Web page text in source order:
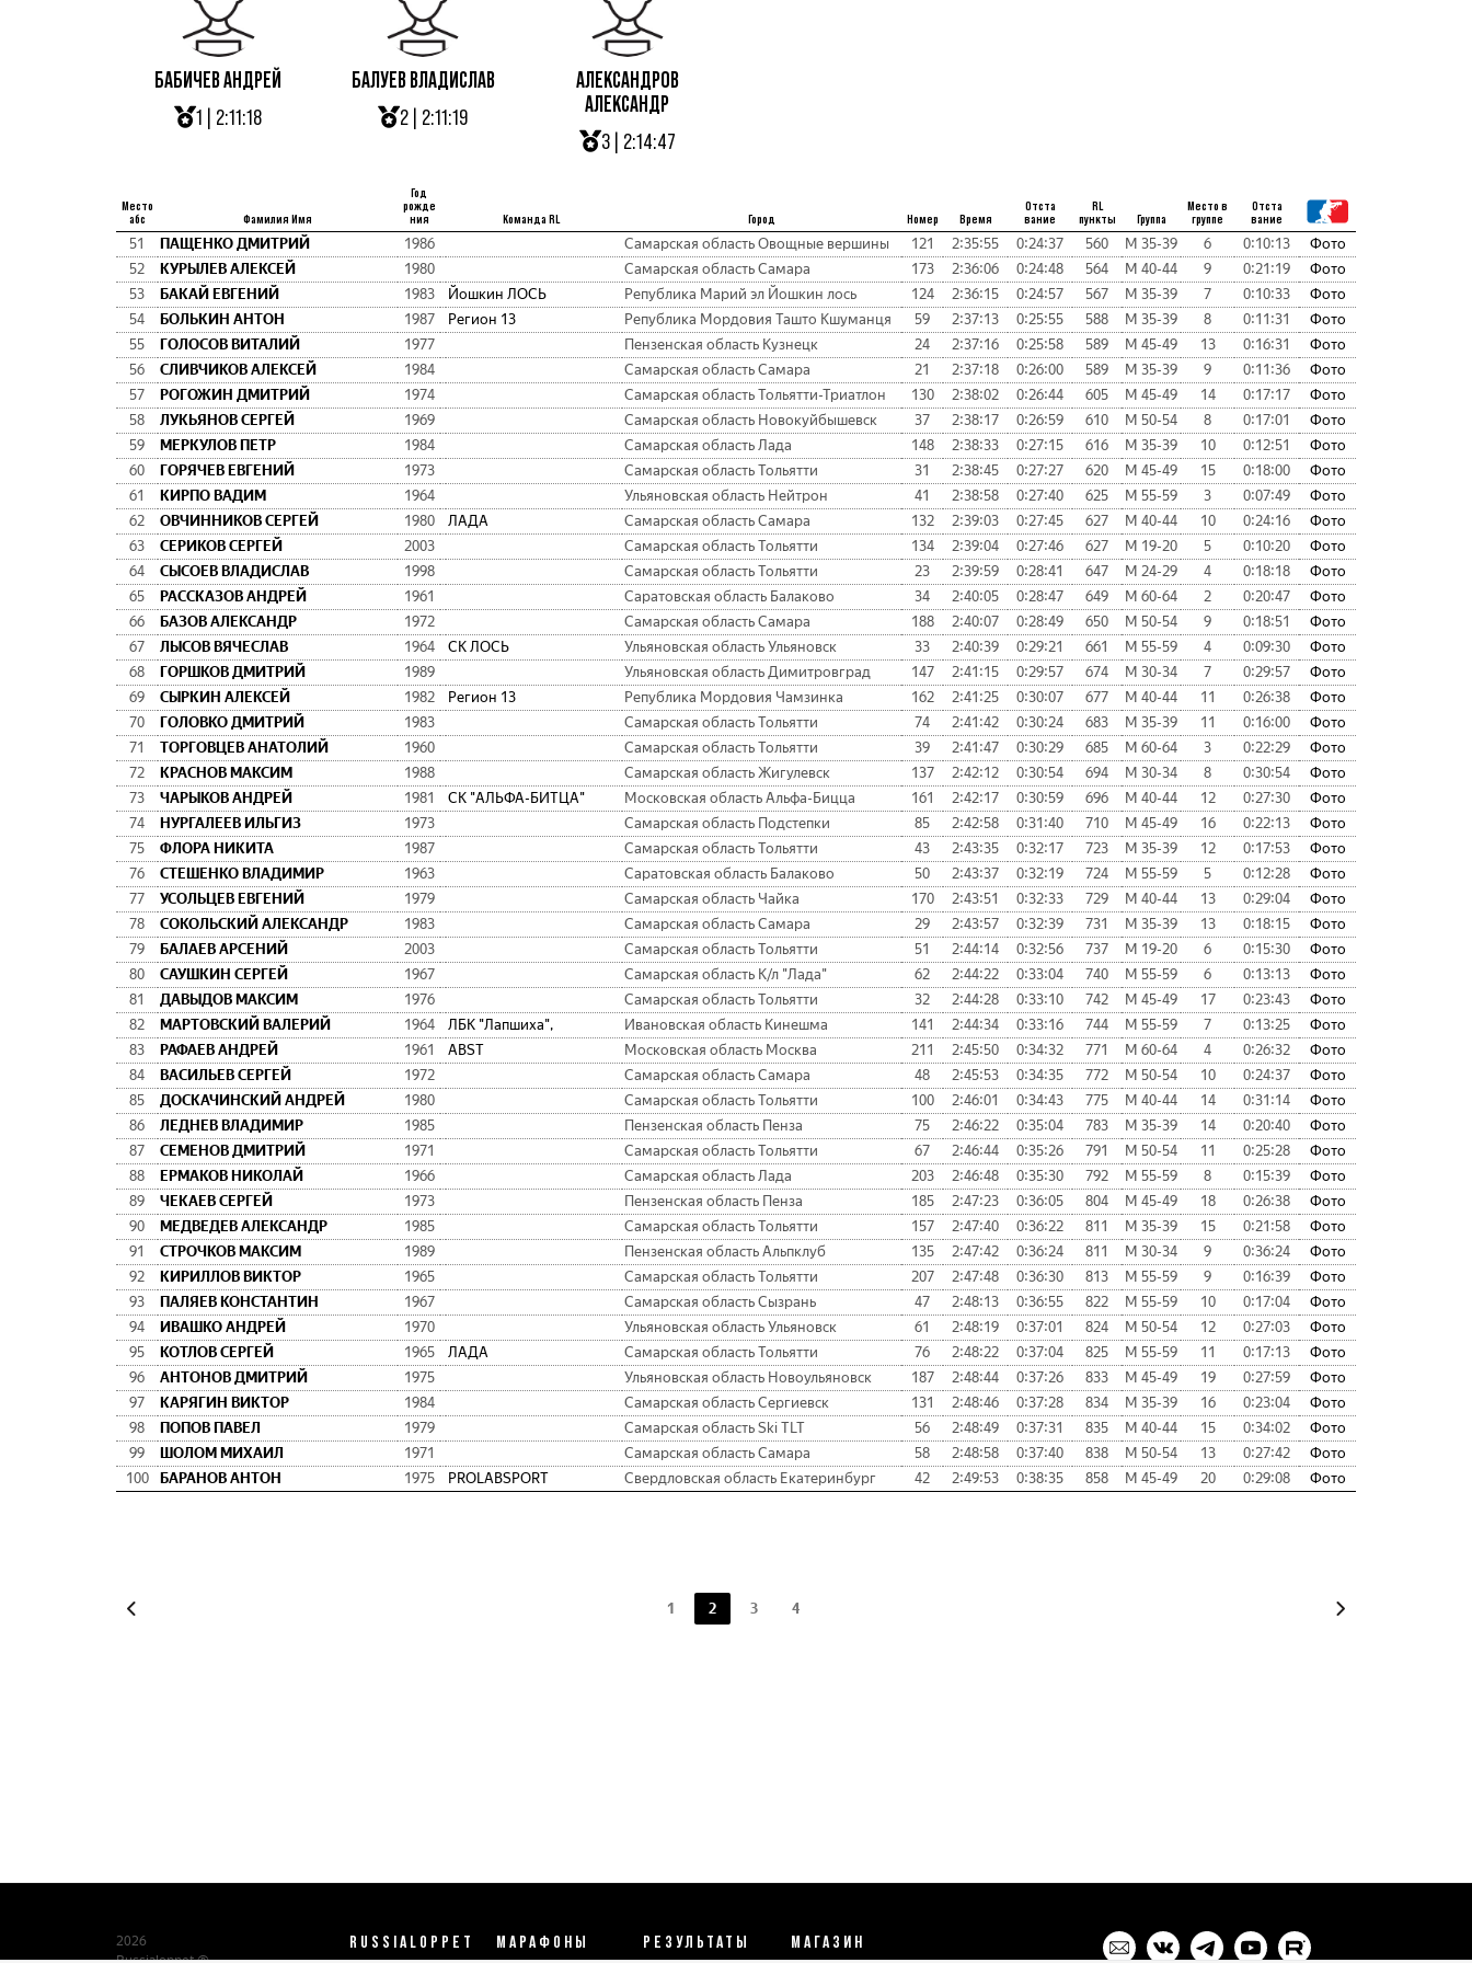
БАБИЧЕВ АНДРЕЙ
1 | 2:11:18
БАЛУЕВ ВЛАДИСЛАВ
2 | 2:11:19
АЛЕКСАНДРОВ
АЛЕКСАНДР
3 | 2:14:47
Место
абс
Фамилия Имя
Год
рожде
ния
Команда RL Город Номер Время
Отста
вание
RL
пункты
Группа
Место в
группе
Отста
вание
51 ПАЩЕНКО ДМИТРИЙ 1986 Самарская область Овощные вершины 121 2:35:55 0:24:37 560 М 35-39 6 0:10:13
Фото
52
КУРЫЛЕВ АЛЕКСЕЙ 1980 Самарская область Самара 173 2:36:06 0:24:48 564 М 40-44 9 0:21:19
Фото
53
БАКАЙ ЕВГЕНИЙ 1983 Йошкин ЛОСЬ Република Марий эл Йошкин лось 124 2:36:15 0:24:57 567 М 35-39 7 0:10:33
Фото
54
БОЛЬКИН АНТОН 1987 Регион 13 Република Мордовия Ташто Кшуманця 59 2:37:13 0:25:55 588 М 35-39 8 0:11:31
Фото
55
ГОЛОСОВ ВИТАЛИЙ 1977 Пензенская область Кузнецк 24 2:37:16 0:25:58 589 М 45-49 13 0:16:31
Фото
56
СЛИВЧИКОВ АЛЕКСЕЙ 1984 Самарская область Самара 21 2:37:18 0:26:00 589 М 35-39 9 0:11:36
Фото
57
РОГОЖИН ДМИТРИЙ 1974 Самарская область Тольятти-Триатлон 130 2:38:02 0:26:44 605 М 45-49 14 0:17:17
Фото
58
ЛУКЬЯНОВ СЕРГЕЙ 1969 Самарская область Новокуйбышевск 37 2:38:17 0:26:59 610 М 50-54 8 0:17:01
Фото
59
МЕРКУЛОВ ПЕТР 1984 Самарская область Лада 148 2:38:33 0:27:15 616 М 35-39 10 0:12:51
Фото
60
ГОРЯЧЕВ ЕВГЕНИЙ 1973 Самарская область Тольятти 31 2:38:45 0:27:27 620 М 45-49 15 0:18:00
Фото
61
КИРПО ВАДИМ 1964 Ульяновская область Нейтрон 41 2:38:58 0:27:40 625 М 55-59 3 0:07:49
Фото
62
ОВЧИННИКОВ СЕРГЕЙ 1980 ЛАДА Самарская область Самара 132 2:39:03 0:27:45 627 М 40-44 10 0:24:16
Фото
63
СЕРИКОВ СЕРГЕЙ 2003 Самарская область Тольятти 134 2:39:04 0:27:46 627 М 19-20 5 0:10:20
Фото
64
СЫСОЕВ ВЛАДИСЛАВ 1998 Самарская область Тольятти 23 2:39:59 0:28:41 647 М 24-29 4 0:18:18
Фото
65
РАССКАЗОВ АНДРЕЙ 1961 Саратовская область Балаково 34 2:40:05 0:28:47 649 М 60-64 2 0:20:47
Фото
66
БАЗОВ АЛЕКСАНДР 1972 Самарская область Самара 188 2:40:07 0:28:49 650 М 50-54 9 0:18:51
Фото
67
ЛЫСОВ ВЯЧЕСЛАВ 1964 СК ЛОСЬ Ульяновская область Ульяновск 33 2:40:39 0:29:21 661 М 55-59 4 0:09:30
Фото
68
ГОРШКОВ ДМИТРИЙ 1989 Ульяновская область Димитровград 147 2:41:15 0:29:57 674 М 30-34 7 0:29:57
Фото
69
СЫРКИН АЛЕКСЕЙ 1982 Регион 13 Република Мордовия Чамзинка 162 2:41:25 0:30:07 677 М 40-44 11 0:26:38
Фото
70
ГОЛОВКО ДМИТРИЙ 1983 Самарская область Тольятти 74 2:41:42 0:30:24 683 М 35-39 11 0:16:00
Фото
71
ТОРГОВЦЕВ АНАТОЛИЙ 1960 Самарская область Тольятти 39 2:41:47 0:30:29 685 М 60-64 3 0:22:29
Фото
72
КРАСНОВ МАКСИМ 1988 Самарская область Жигулевск 137 2:42:12 0:30:54 694 М 30-34 8 0:30:54
Фото
73
ЧАРЫКОВ АНДРЕЙ 1981 СК "АЛЬФА-БИТЦА" Московская область Альфа-Бицца 161 2:42:17 0:30:59 696 М 40-44 12 0:27:30
Фото
74
НУРГАЛЕЕВ ИЛЬГИЗ 1973 Самарская область Подстепки 85 2:42:58 0:31:40 710 М 45-49 16 0:22:13
Фото
75
ФЛОРА НИКИТА 1987 Самарская область Тольятти 43 2:43:35 0:32:17 723 М 35-39 12 0:17:53
Фото
76
СТЕШЕНКО ВЛАДИМИР 1963 Саратовская область Балаково 50 2:43:37 0:32:19 724 М 55-59 5 0:12:28
Фото
77
УСОЛЬЦЕВ ЕВГЕНИЙ 1979 Самарская область Чайка 170 2:43:51 0:32:33 729 М 40-44 13 0:29:04
Фото
78
СОКОЛЬСКИЙ АЛЕКСАНДР 1983 Самарская область Самара 29 2:43:57 0:32:39 731 М 35-39 13 0:18:15
Фото
79
БАЛАЕВ АРСЕНИЙ 2003 Самарская область Тольятти 51 2:44:14 0:32:56 737 М 19-20 6 0:15:30
Фото
80
САУШКИН СЕРГЕЙ 1967 Самарская область К/л "Лада" 62 2:44:22 0:33:04 740 М 55-59 6 0:13:13
Фото
81
ДАВЫДОВ МАКСИМ 1976 Самарская область Тольятти 32 2:44:28 0:33:10 742 М 45-49 17 0:23:43
Фото
82
МАРТОВСКИЙ ВАЛЕРИЙ 1964 ЛБК "Лапшиха", Ивановская область Кинешма 141 2:44:34 0:33:16 744 М 55-59 7 0:13:25
Фото
83
РАФАЕВ АНДРЕЙ 1961 ABST Московская область Москва 211 2:45:50 0:34:32 771 М 60-64 4 0:26:32
Фото
84
ВАСИЛЬЕВ СЕРГЕЙ 1972 Самарская область Самара 48 2:45:53 0:34:35 772 М 50-54 10 0:24:37
Фото
85
ДОСКАЧИНСКИЙ АНДРЕЙ 1980 Самарская область Тольятти 100 2:46:01 0:34:43 775 М 40-44 14 0:31:14
Фото
86
ЛЕДНЕВ ВЛАДИМИР 1985 Пензенская область Пенза 75 2:46:22 0:35:04 783 М 35-39 14 0:20:40
Фото
87
СЕМЕНОВ ДМИТРИЙ 1971 Самарская область Тольятти 67 2:46:44 0:35:26 791 М 50-54 11 0:25:28
Фото
88
ЕРМАКОВ НИКОЛАЙ 1966 Самарская область Лада 203 2:46:48 0:35:30 792 М 55-59 8 0:15:39
Фото
89
ЧЕКАЕВ СЕРГЕЙ 1973 Пензенская область Пенза 185 2:47:23 0:36:05 804 М 45-49 18 0:26:38
Фото
90
МЕДВЕДЕВ АЛЕКСАНДР 1985 Самарская область Тольятти 157 2:47:40 0:36:22 811 М 35-39 15 0:21:58
Фото
91
СТРОЧКОВ МАКСИМ 1989 Пензенская область Альпклуб 135 2:47:42 0:36:24 811 М 30-34 9 0:36:24
Фото
92
КИРИЛЛОВ ВИКТОР 1965 Самарская область Тольятти 207 2:47:48 0:36:30 813 М 55-59 9 0:16:39
Фото
93
ПАЛЯЕВ КОНСТАНТИН 1967 Самарская область Сызрань 47 2:48:13 0:36:55 822 М 55-59 10 0:17:04
Фото
94
ИВАШКО АНДРЕЙ 1970 Ульяновская область Ульяновск 61 2:48:19 0:37:01 824 М 50-54 12 0:27:03
Фото
95
КОТЛОВ СЕРГЕЙ 1965 ЛАДА Самарская область Тольятти 76 2:48:22 0:37:04 825 М 55-59 11 0:17:13
Фото
96
АНТОНОВ ДМИТРИЙ 1975 Ульяновская область Новоульяновск 187 2:48:44 0:37:26 833 М 45-49 19 0:27:59
Фото
97
КАРЯГИН ВИКТОР 1984 Самарская область Сергиевск 131 2:48:46 0:37:28 834 М 35-39 16 0:23:04
Фото
98
ПОПОВ ПАВЕЛ 1979 Самарская область Ski TLT 56 2:48:49 0:37:31 835 М 40-44 15 0:34:02
Фото
99
ШОЛОМ МИХАИЛ 1971 Самарская область Самара 58 2:48:58 0:37:40 838 М 50-54 13 0:27:42
Фото
100
БАРАНОВ АНТОН 1975 PROLABSPORT Свердловская область Екатеринбург 42 2:49:53 0:38:35 858 М 45-49 20 0:29:08 Фото
1 2 3 4
2026
RUSSIALOPPET МАРАФОНЫ РЕЗУЛЬТАТЫ МАГАЗИН